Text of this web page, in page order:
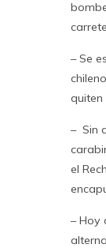
– Se
– Sin
el
– Hoy